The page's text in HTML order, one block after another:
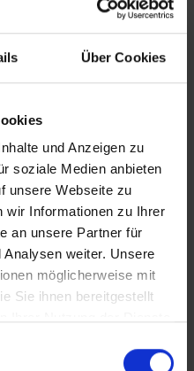
Über Cookies
und Anzeigen zu
soziale Medien anbieten
unsere Webseite zu
wir Informationen zu Ihrer
an unsere Partner für
weiter. Unsere
möglicherweise mit
Sie ihnen bereitgestellt
oft hochgradig
beibehalten
Die Private Cloud erlaubt
(Customizing) im
weiteren Add-ons. Dies
und stellt sicher, dass
Abläufe auch in der Cloud